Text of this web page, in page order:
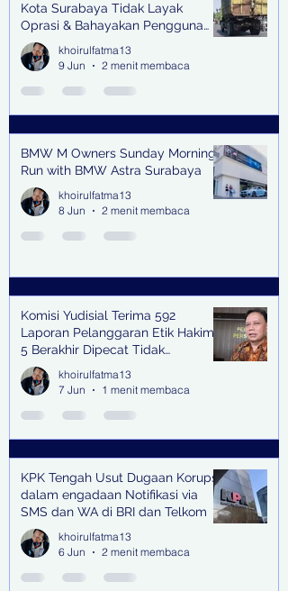
Kota Surabaya Tidak Layak
Oprasi & Bahayakan Pengguna
Jalan
khoirulfatma13
9 Jun
2 menit membaca
BMW M Owners Sunday Morning
Run with BMW Astra Surabaya
khoirulfatma13
8 Jun
2 menit membaca
Komisi Yudisial Terima 592
Laporan Pelanggaran Etik Hakim,
5 Berakhir Dipecat Tidak
Terhormat
khoirulfatma13
7 Jun
1 menit membaca
KPK Tengah Usut Dugaan Korupsi
dalam engadaan Notifikasi via
SMS dan WA di BRI dan Telkom
khoirulfatma13
6 Jun
2 menit membaca